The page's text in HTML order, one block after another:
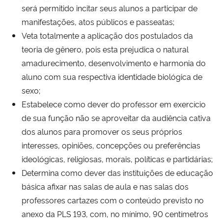
será permitido incitar seus alunos a participar de
manifestações, atos públicos e passeatas;
Veta totalmente a aplicação dos postulados da
teoria de gênero, pois esta prejudica o natural
amadurecimento, desenvolvimento e harmonia do
aluno com sua respectiva identidade biológica de
sexo;
Estabelece como dever do professor em exercício
de sua função não se aproveitar da audiência cativa
dos alunos para promover os seus próprios
interesses, opiniões, concepções ou preferências
ideológicas, religiosas, morais, políticas e partidárias;
Determina como dever das instituições de educação
básica afixar nas salas de aula e nas salas dos
professores cartazes com o conteúdo previsto no
anexo da PLS 193, com, no mínimo, 90 centímetros